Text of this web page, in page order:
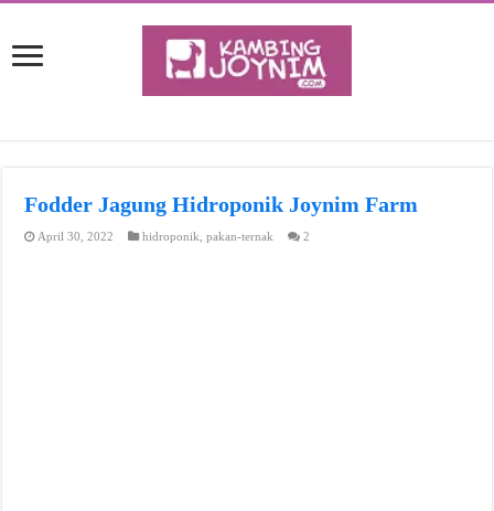
Fodder Jagung Hidroponik Joynim Farm
April 30, 2022 hidroponik ,pakan-ternak 2